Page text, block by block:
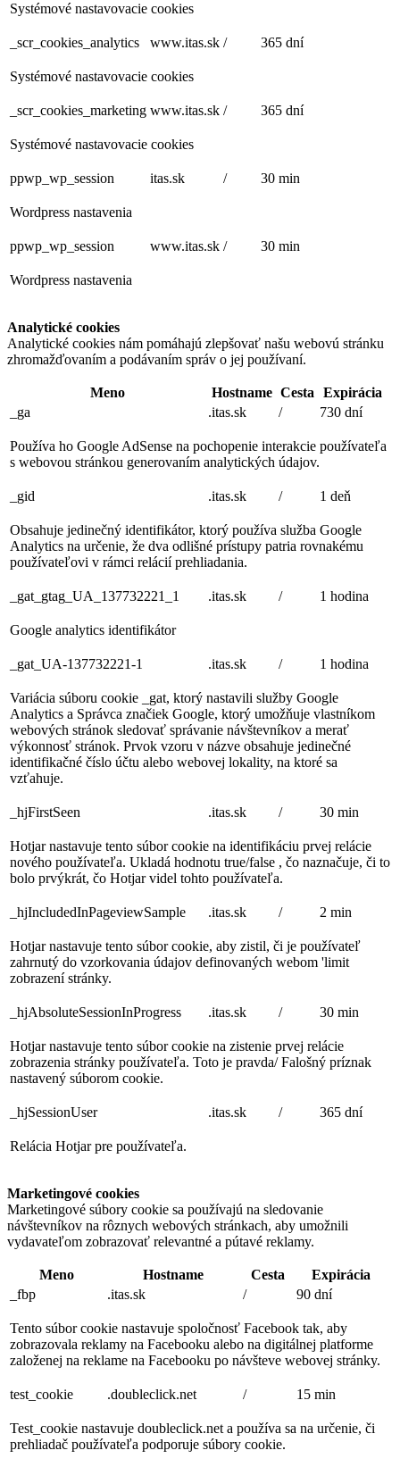
Systémové nastavovacie cookies
_scr_cookies_analytics www.itas.sk / 365 dní
Systémové nastavovacie cookies
_scr_cookies_marketing www.itas.sk / 365 dní
Systémové nastavovacie cookies
ppwp_wp_session itas.sk / 30 min
Wordpress nastavenia
ppwp_wp_session www.itas.sk / 30 min
Wordpress nastavenia
Analytické cookies
Analytické cookies nám pomáhajú zlepšovať našu webovú stránku
zhromažďovaním a podávaním správ o jej používaní.
Meno Hostname Cesta
Expirácia
_ga
.itas.sk / 730 dní
Používa ho Google AdSense na pochopenie interakcie používateľa
s webovou stránkou generovaním analytických údajov.
_gid .itas.sk / 1 deň
Obsahuje jedinečný identifikátor, ktorý používa služba Google
Analytics na určenie, že dva odlišné prístupy patria rovnakému
používateľovi v rámci relácií prehliadania.
_gat_gtag_UA_137732221_1 .itas.sk / 1 hodina
Google analytics identifikátor
_gat_UA-137732221-1 .itas.sk / 1 hodina
Variácia súboru cookie _gat, ktorý nastavili služby Google
Analytics a Správca značiek Google, ktorý umožňuje vlastníkom
webových stránok sledovať správanie návštevníkov a merať
výkonnosť stránok. Prvok vzoru v názve obsahuje jedinečné
identifikačné číslo účtu alebo webovej lokality, na ktoré sa
vzťahuje.
_hjFirstSeen .itas.sk / 30 min
Hotjar nastavuje tento súbor cookie na identifikáciu prvej relácie
nového používateľa. Ukladá hodnotu true/false , čo naznačuje, či to
bolo prvýkrát, čo Hotjar videl tohto používateľa.
_hjIncludedInPageviewSample .itas.sk / 2 min
Hotjar nastavuje tento súbor cookie, aby zistil, či je používateľ
zahrnutý do vzorkovania údajov definovaných webom 'limit
zobrazení stránky.
_hjAbsoluteSessionInProgress .itas.sk / 30 min
Hotjar nastavuje tento súbor cookie na zistenie prvej relácie
zobrazenia stránky používateľa. Toto je pravda/ Falošný príznak
nastavený súborom cookie.
_hjSessionUser .itas.sk / 365 dní
Relácia Hotjar pre používateľa.
Marketingové cookies
Marketingové súbory cookie sa používajú na sledovanie
návštevníkov na rôznych webových stránkach, aby umožnili
vydavateľom zobrazovať relevantné a pútavé reklamy.
Meno Hostname Cesta
Expirácia
_fbp
.itas.sk / 90 dní
Tento súbor cookie nastavuje spoločnosť Facebook tak, aby
zobrazovala reklamy na Facebooku alebo na digitálnej platforme
založenej na reklame na Facebooku po návšteve webovej stránky.
test_cookie .doubleclick.net / 15 min
Test_cookie nastavuje doubleclick.net a používa sa na určenie, či
prehliadač používateľa podporuje súbory cookie.